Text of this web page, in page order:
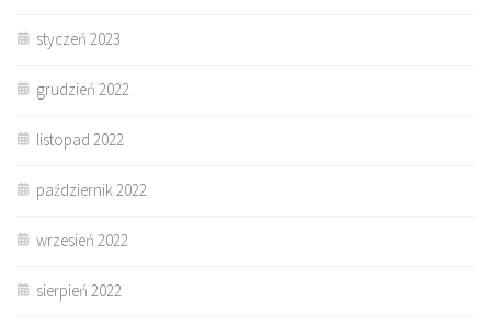
styczeń 2023
grudzień 2022
listopad 2022
październik 2022
wrzesień 2022
sierpień 2022